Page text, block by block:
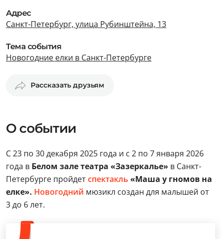
Адрес
Санкт-Петербург, улица Рубинштейна, 13
Тема события
Новогодние елки в Санкт-Петербурге
Рассказать друзьям
О событии
С 23 по 30 декабря 2025 года и с 2 по 7 января 2026
года в Белом зале театра «Зазеркалье» в Санкт-
Петербурге пройдетспектакль «Маша у гномов на
елке». Новогодний мюзикл создан для малышей от
3 до 6 лет.